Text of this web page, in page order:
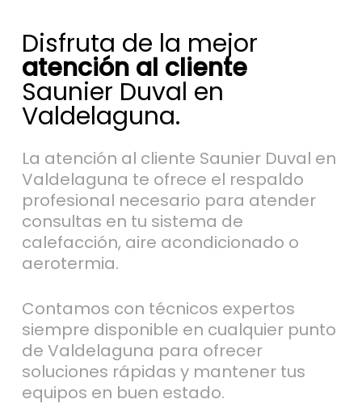
Disfruta de la mejor
atención al cliente
Saunier Duval en
Valdelaguna.
La atención al cliente Saunier Duval en
Valdelaguna te ofrece el respaldo
profesional necesario para atender
consultas en tu sistema de
calefacción, aire acondicionado o
aerotermia.
Contamos con técnicos expertos
siempre disponible en cualquier punto
de Valdelaguna para ofrecer
soluciones rápidas y mantener tus
equipos en buen estado.